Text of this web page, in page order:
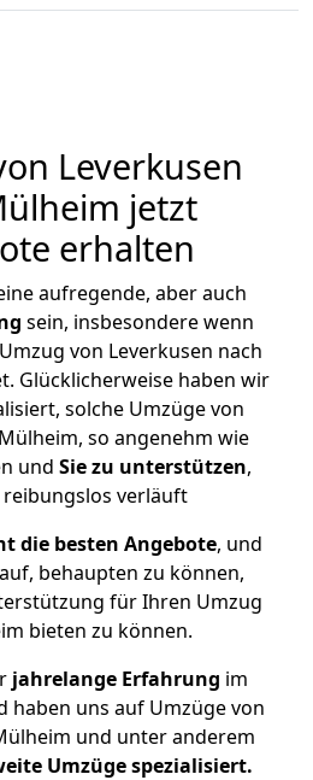
Leverkusen
jetzt
erhalten
aufregende, aber auch
sein, insbesondere wenn
von Leverkusen nach
Glücklicherweise haben wir
solche Umzüge von
so angenehm wie
und Sie zu unterstützen,
verläuft
die besten Angebote, und
behaupten zu können,
für Ihren Umzug
bieten zu können.
jahrelange Erfahrung im
haben uns auf Umzüge von
und unter anderem
Umzüge spezialisiert.